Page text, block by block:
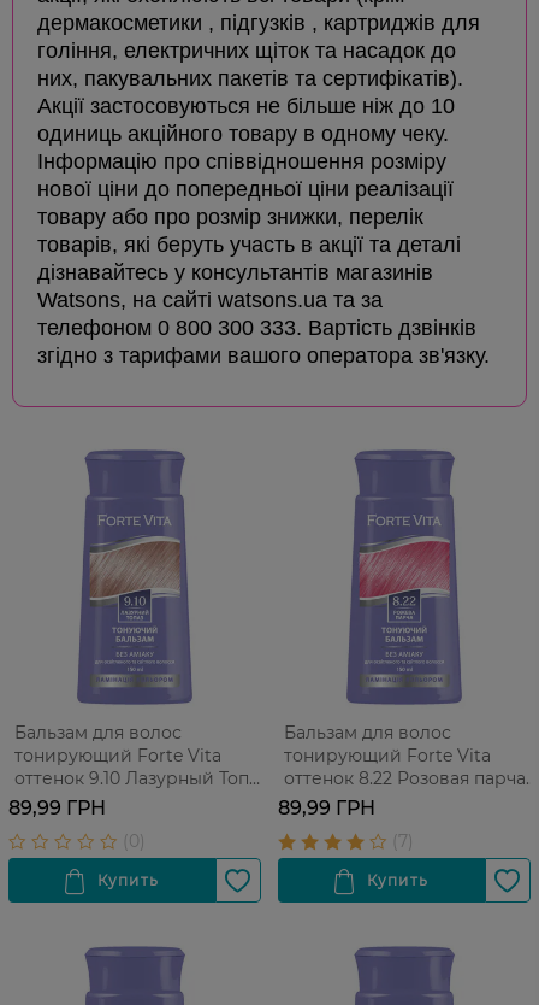
дермакосметики , підгузків , картриджів для
гоління, електричних щіток та насадок до
них, пакувальних пакетів та сертифікатів).
Акції застосовуються не більше ніж до 10
одиниць акційного товару в одному чеку.
Інформацію про співвідношення розміру
нової ціни до попередньої ціни реалізації
товару або про розмір знижки, перелік
товарів, які беруть участь в акції та деталі
дізнавайтесь у консультантів магазинів
Watsons, на сайті watsons.ua та за
телефоном 0 800 300 333. Вартість дзвінків
згідно з тарифами вашого оператора зв'язку.
Бальзам для волос
тонирующий Forte Vita
оттенок 9.10 Лазурный Топаз
150 мл
89,99 ГРН
Бальзам для волос
тонирующий Forte Vita
оттенок 8.22 Розовая парча
150 мл
89,99 ГРН